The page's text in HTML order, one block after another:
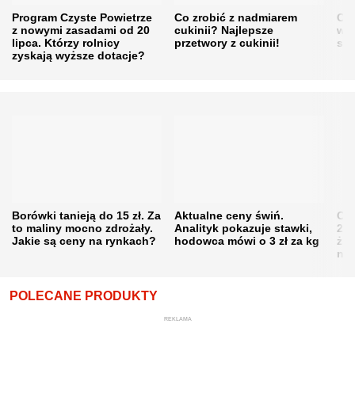
Program Czyste Powietrze
z nowymi zasadami od 20
lipca. Którzy rolnicy
zyskają wyższe dotacje?
Co zrobić z nadmiarem
cukinii? Najlepsze
przetwory z cukinii!
w
Borówki tanieją do 15 zł. Za
to maliny mocno zdrożały.
Jakie są ceny na rynkach?
Aktualne ceny świń.
Analityk pokazuje stawki,
hodowca mówi o 3 zł za kg
POLECANE PRODUKTY
REKLAMA